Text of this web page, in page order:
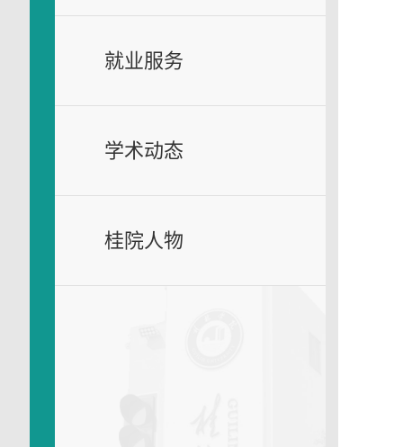
就业服务
学术动态
桂院人物